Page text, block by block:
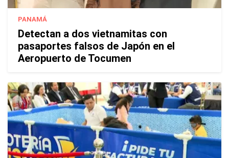
PANAMÁ
Detectan a dos vietnamitas con
pasaportes falsos de Japón en el
Aeropuerto de Tocumen